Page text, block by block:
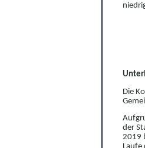
Die
Ge
der
2019